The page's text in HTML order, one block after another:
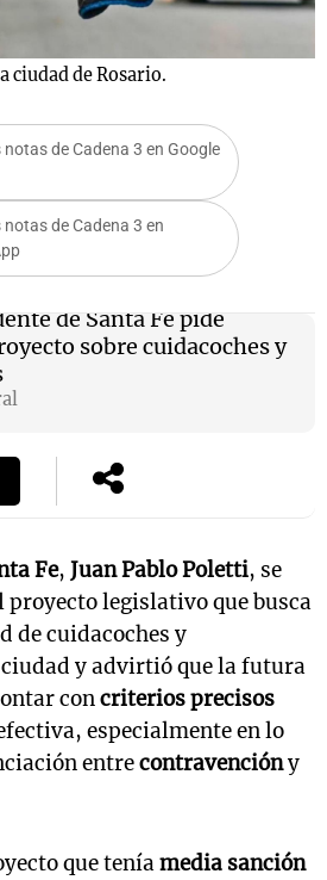
ciudad de Rosario.
notas de Cadena 3 en Google
notas de Cadena 3 en
de Santa Fe pide
sobre cuidacoches y
Fe, Juan Pablo Poletti, se
legislativo que busca
de cuidacoches y
y advirtió que la futura
concriterios precisos
especialmente en lo
entrecontravencióny
que teníamedia sanción